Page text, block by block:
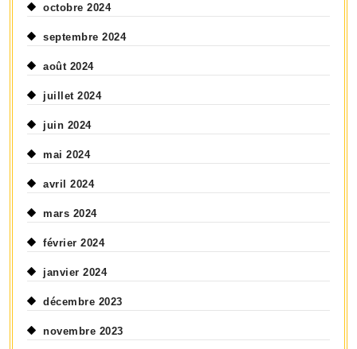
octobre 2024
septembre 2024
août 2024
juillet 2024
juin 2024
mai 2024
avril 2024
mars 2024
février 2024
janvier 2024
décembre 2023
novembre 2023